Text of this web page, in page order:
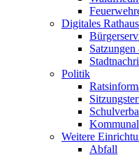
Digitales Rathaus
Politik
Weitere
Abfall